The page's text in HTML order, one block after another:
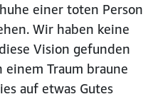
einer toten Person
Wir haben keine
Vision gefunden
Traum braune
auf etwas Gutes